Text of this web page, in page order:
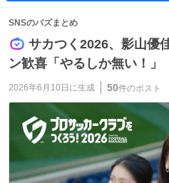
SNSのバズまとめ
サカつく2026、影山優
ン歓喜「やるしか無い！」
2026年6月10日 に生成 50件のポスト